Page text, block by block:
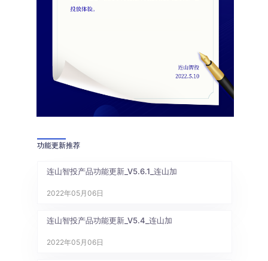
功能更新推荐
连山智投产品功能更新_V5.6.1_连山加
2022年05月06日
连山智投产品功能更新_V5.4_连山加
2022年05月06日